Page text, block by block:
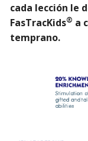
cada lección le
FasTracKids® a
temprano.